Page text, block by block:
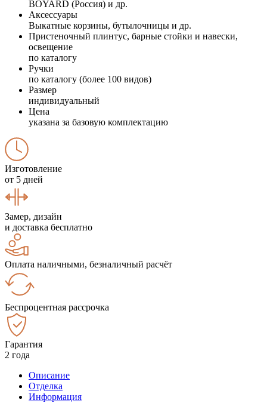
BOYARD (Россия) и др.
Аксессуары
Выкатные корзины, бутылочницы и др.
Пристеночный плинтус, барные стойки и навески,
освещение
по каталогу
Ручки
по каталогу (более 100 видов)
Размер
индивидуальный
Цена
указана за базовую комплектацию
Изготовление
от 5 дней
Замер, дизайн
и доставка бесплатно
Оплата наличными, безналичный расчёт
Беспроцентная рассрочка
Гарантия
2 года
Описание
Отделка
Информация